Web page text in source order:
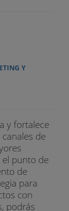
color en la
La
e ideas para
Las
de
El
para su
transferibles,
Y
y fortalece
de
punto de
de
para
con
podrás